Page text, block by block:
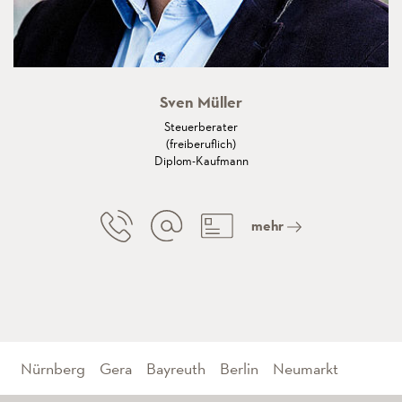
Sven Müller
Steuerberater
(freiberuflich)
Diplom-Kaufmann
mehr
Nürnberg Gera Bayreuth Berlin Neumarkt